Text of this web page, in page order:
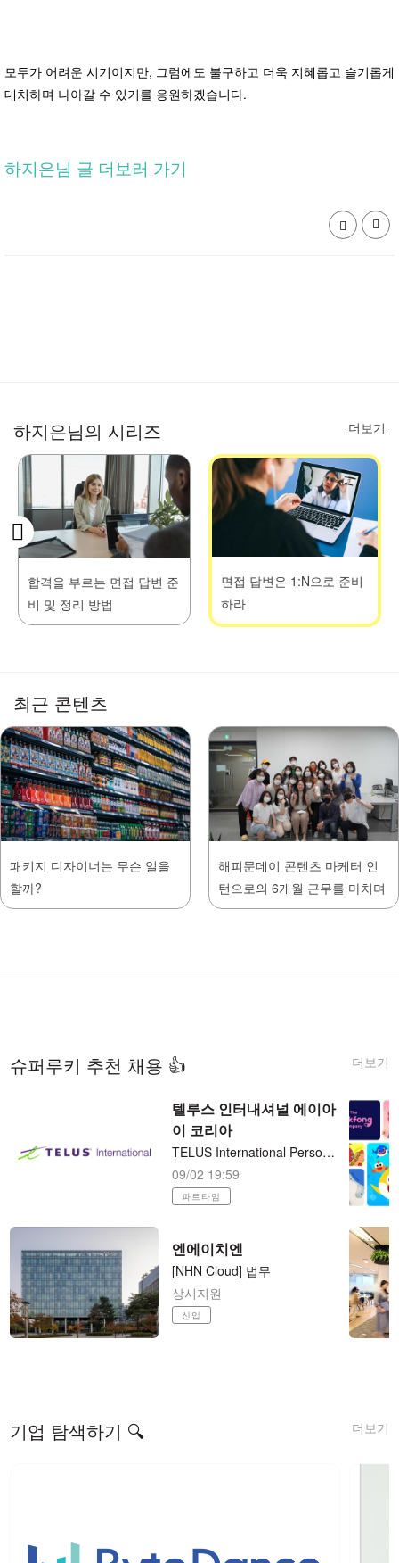
모두가 어려운 시기이지만, 그럼에도 불구하고 더욱 지혜롭고 슬기롭게
대처하며 나아갈 수 있기를 응원하겠습니다.
하지은님 글 더보러 가기
더보기
하지은님의 시리즈
합격을 부르는 면접 답변 준
비 및 정리 방법
면접 답변은 1:N으로 준비
하라
최근 콘텐츠
패키지 디자이너는 무슨 일을
할까?
해피문데이 콘텐츠 마케터 인
턴으로의 6개월 근무를 마치며
더보기
슈퍼루키 추천 채용 👍
텔루스 인터내셔널 에이아
이 코리아
TELUS International Personalized Internet Ads Assessor 재택근무 (시간당/15달러)
09/02 19:59
파트타임
엔에이치엔
[NHN Cloud] 법무
상시지원
신입
더보기
기업 탐색하기 🔍